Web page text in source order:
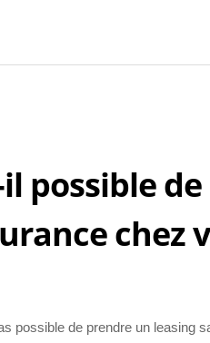
il possible
chez
possible de prendre un leasing